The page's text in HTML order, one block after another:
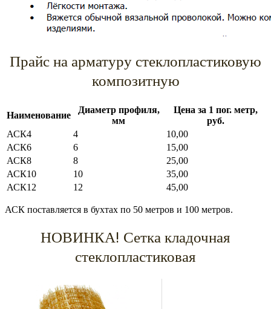
Прайс на арматуру стеклопластиковую
композитную
Наименование
Диаметр профиля,
мм
Цена за 1 пог. метр,
руб.
АСК4
4
10,00
АСК6
6
15,00
АСК8
8
25,00
АСК10
10
35,00
АСК12
12 45,00
АСК поставляется в бухтах по 50 метров и 100 метров.
НОВИНКА! Сетка кладочная
стеклопластиковая